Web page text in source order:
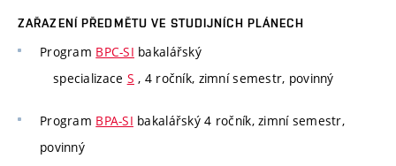
ZAŘAZENÍ PŘEDMĚTU VE STUDIJNÍCH PLÁNECH
Program BPC-SI bakalářský
specializace S , 4 ročník, zimní semestr, povinný
Program BPA-SI bakalářský 4 ročník, zimní semestr,
povinný